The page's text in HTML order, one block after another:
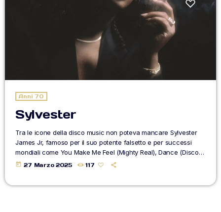
Upcoming shows
TOP CHART
Anni 70
Sylvester
Tra le icone della disco music non poteva mancare Sylvester
James Jr, famoso per il suo potente falsetto e per successi
mondiali come You Make Me Feel (Mighty Real), Dance (Disco
Heat), Stars e I (Who Have Nothing). Una personalità impossibile
today 27 Marzo 2025 117